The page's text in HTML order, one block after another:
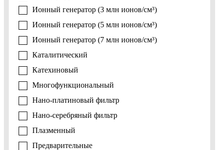
Ионный генератор (3 млн ионов/см³)
Ионный генератор (5 млн ионов/см³)
Ионный генератор (7 млн ионов/см³)
Каталитический
Катехиновый
Многофункциональный
Нано-платиновый фильтр
Нано-серебряный фильтр
Плазменный
Предварительные